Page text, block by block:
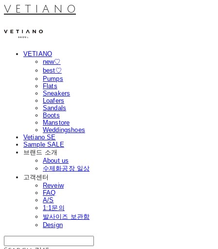
V E T I A N O
VETIANO
new♡
best♡
Pumps
Flats
Sneakers
Loafers
Sandals
Boots
Manstore
Weddingshoes
Vetiano SE
Sample SALE
브랜드 소개
About us
수제화공장 일상
고객센터
Reveiw
FAQ
A/S
1:1문의
발사이즈 보관함
Design